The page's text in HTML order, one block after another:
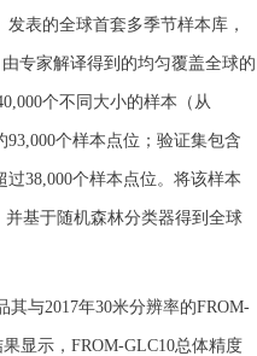
表的全球首套多季节样本库，
由专家解译得到的均匀覆盖全球的
个不同大小的样本（从
93,000个样本点位；验证集包含
过38,000个样本点位。将该样本
并基于随机森林分类器得到全球
其与2017年30米分辨率的FROM-
显示，FROM-GLC10总体精度